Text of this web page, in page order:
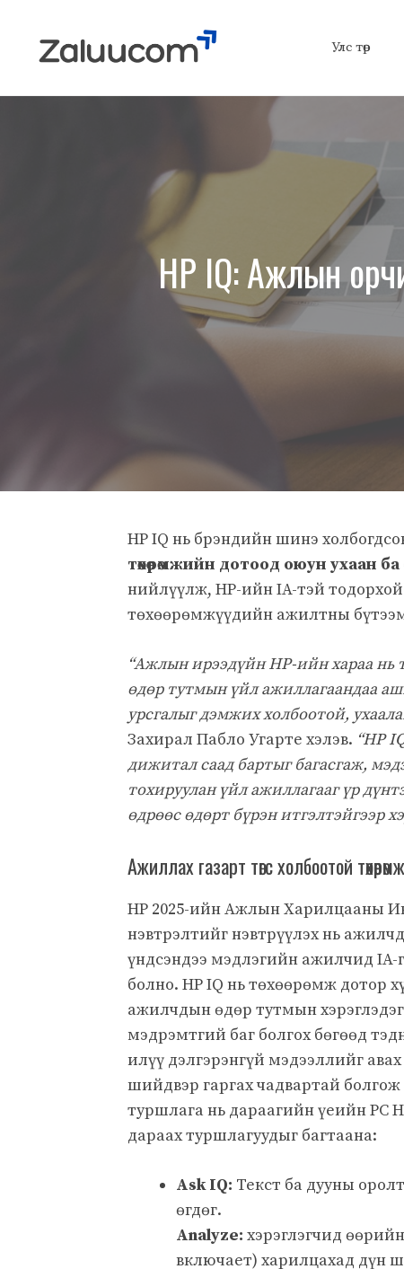
content
Улс төр
HP IQ: Ажлын
HP IQ нь брэндийн шинэ
төхөөрөмжийн дотоод оюун ухаан
нийлүүлж, HP-ийн IA-тэй
төхөөрөмжүүдийн ажилтны
“Ажлын ирээдүйн HP-ийн хараа нь
өдөр тутмын үйл ажиллагаандаа
урсгалыг дэмжих холбоотой,
Захирал Пабло Угарте хэлэв. “HP
дижитал саад бартыг багасгаж,
тохируулан үйл ажиллагааг үр
өдрөөс өдөрт бүрэн итгэлтэйгээр
Ажиллах газарт төгс холбоотой
HP 2025-ийн Ажлын Харилцааны
нэвтрэлтийг нэвтрүүлэх нь
үндсэндээ мэдлэгийн ажилчид
болно. HP IQ нь төхөөрөмж дотор
ажилчдын өдөр тутмын
мэдрэмтгий баг болгох бөгөөд
илүү дэлгэрэнгүй мэдээллийг
шийдвэр гаргах чадвартай
туршлага нь дараагийн үеийн PC
дараах туршлагуудыг багтаана:
Ask IQ: Текст ба дууны
өгдөг.
Analyze: хэрэглэгчид
включает) харилцахад дүн